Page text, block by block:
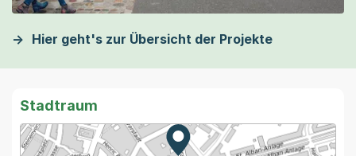
Hier geht's zur Übersicht der Projekte
Stadtraum